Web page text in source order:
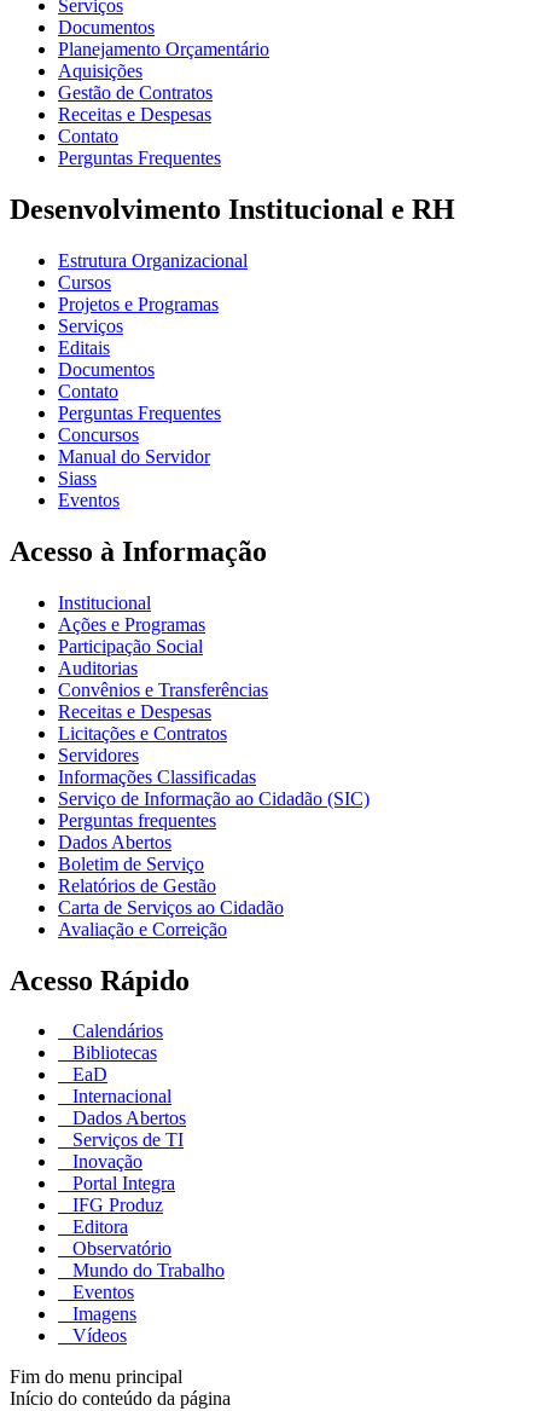
Serviços
Documentos
Planejamento Orçamentário
Aquisições
Gestão de Contratos
Receitas e Despesas
Contato
Perguntas Frequentes
Desenvolvimento Institucional e RH
Estrutura Organizacional
Cursos
Projetos e Programas
Serviços
Editais
Documentos
Contato
Perguntas Frequentes
Concursos
Manual do Servidor
Siass
Eventos
Acesso à Informação
Institucional
Ações e Programas
Participação Social
Auditorias
Convênios e Transferências
Receitas e Despesas
Licitações e Contratos
Servidores
Informações Classificadas
Serviço de Informação ao Cidadão (SIC)
Perguntas frequentes
Dados Abertos
Boletim de Serviço
Relatórios de Gestão
Carta de Serviços ao Cidadão
Avaliação e Correição
Acesso Rápido
Calendários
Bibliotecas
EaD
Internacional
Dados Abertos
Serviços de TI
Inovação
Portal Integra
IFG Produz
Editora
Observatório
Mundo do Trabalho
Eventos
Imagens
Vídeos
Fim do menu principal
Início do conteúdo da página